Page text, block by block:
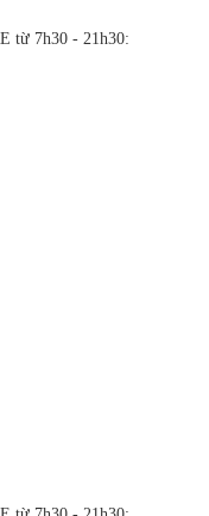
từ 7h30 - 21h30: